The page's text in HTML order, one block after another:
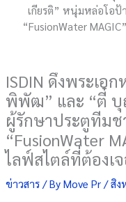
ISDIN ดึงพระเอ
พิพัฒ” และ “ตี๋ บุ
ผู้รักษาประตูทีมช
“FusionWater
ไลฟ์สไตล์ที่ต้องเ
ข่าวสาร/ ByMove Pr/สิง